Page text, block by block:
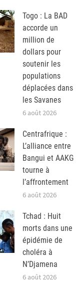
Togo : La BAD
accorde un
million de
dollars pour
soutenir les
populations
déplacées dans
les Savanes
6 août 2026
Centrafrique :
L’alliance entre
Bangui et AAKG
tourne à
l’affrontement
6 août 2026
Tchad : Huit
morts dans une
épidémie de
choléra à
N’Djamena
6 août 2026